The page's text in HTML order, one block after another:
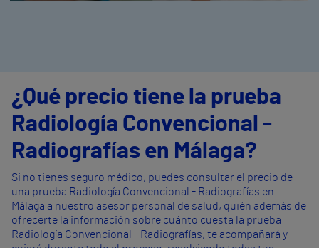
¿Qué precio tiene la prueba
Radiología Convencional -
Radiografías en Málaga?
Si no tienes seguro médico, puedes consultar el precio de
una prueba Radiología Convencional - Radiografías en
Málaga a nuestro asesor personal de salud, quién además de
ofrecerte la información sobre cuánto cuesta la prueba
Radiología Convencional - Radiografías, te acompañará y